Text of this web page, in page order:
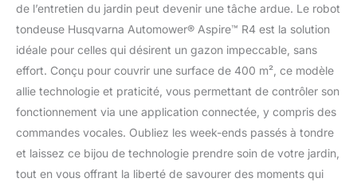
de l’entretien du jardin peut devenir une tâche ardue. Le robot
tondeuse Husqvarna Automower® Aspire™ R4 est la solution
idéale pour celles qui désirent un gazon impeccable, sans
effort. Conçu pour couvrir une surface de 400 m², ce modèle
allie technologie et praticité, vous permettant de contrôler son
fonctionnement via une application connectée, y compris des
commandes vocales. Oubliez les week-ends passés à tondre
et laissez ce bijou de technologie prendre soin de votre jardin,
tout en vous offrant la liberté de savourer des moments qui